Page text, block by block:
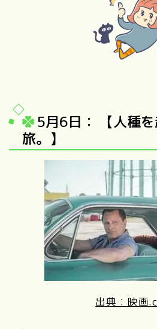
5月6日： 【人種
旅。】
出典：映画